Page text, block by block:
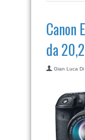
Canon
da
Gian Luca Di